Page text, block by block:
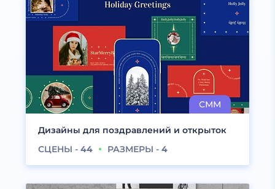
Дизайны для поздравлений и открыток
СЦЕНЫ - 44 РАЗМЕРЫ - 4